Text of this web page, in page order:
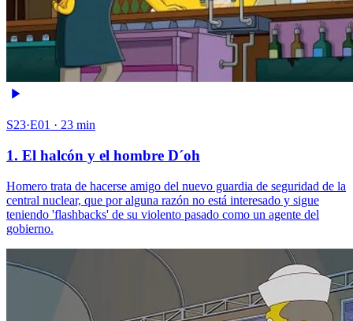
S23·E01 · 23 min
1. El halcón y el hombre D´oh
Homero trata de hacerse amigo del nuevo guardia de seguridad de la
central nuclear, que por alguna razón no está interesado y sigue
teniendo 'flashbacks' de su violento pasado como un agente del
gobierno.